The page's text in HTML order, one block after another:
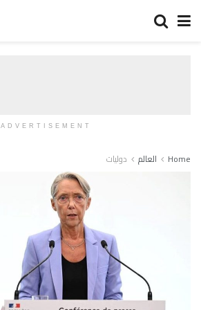
ADVERTISEMENT
Home العالم دوليات